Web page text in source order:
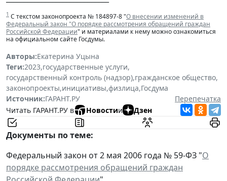
1 С текстом законопроекта № 184897-8 "О внесении изменений в
Федеральный закон "О порядке рассмотрения обращений граждан
Российской Федерации" и материалами к нему можно ознакомиться
на официальном сайте Госдумы.
Авторы:Екатерина Уцына
Теги:2023,государственные услуги,
государственный контроль (надзор),гражданское общество,
законопроекты,инициативы,физлица,Госдума
Источник:ГАРАНТ.РУ
Перепечатка
Читать ГАРАНТ.РУ в
Новостии Дзен
Документы по теме:
Федеральный закон от 2 мая 2006 года № 59-ФЗ "О
порядке рассмотрения обращений граждан